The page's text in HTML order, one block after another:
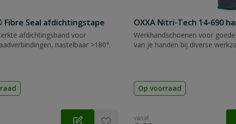
Fibre Seal afdichtingstape
afdichtingsband voor
nastelbaar >180°.
OXXA Nitri-Tech 14-690
Werkhandschoenen voor
van je handen bij diverse
Op voorraad
vanaf